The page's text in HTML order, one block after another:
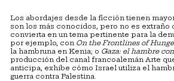
Los abordajes desde la ficción tienen
son los más conocidos, pero no es extraño
convierta en un tema pertinente para la
por ejemplo, con On the Frontlines of
la hambruna en Kenia; o Gaza: el hambre
producción del canal francoalemán Arte
anticipa, exhibe cómo Israel utiliza el
guerra contra Palestina.